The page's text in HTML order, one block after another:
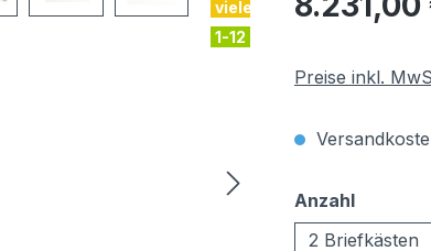
viele Farben
1-12 Kästen
Preise inkl.
Anzahl
2 Briefkästen